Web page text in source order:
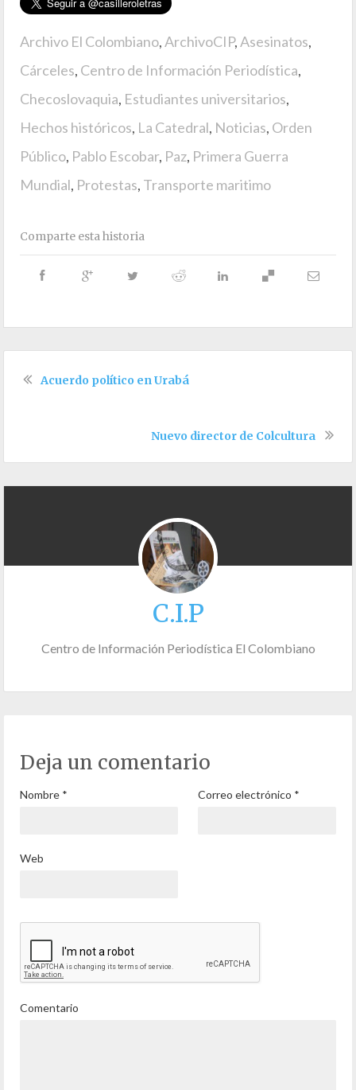
Archivo El Colombiano,ArchivoCIP,Asesinatos,
Cárceles, Centro de Información Periodística,
Checoslovaquia, Estudiantes universitarios,
Hechos históricos, La Catedral, Noticias, Orden
Público, Pablo Escobar, Paz, Primera Guerra
Mundial, Protestas, Transporte maritimo
Comparte esta historia
Acuerdo político en Urabá
Nuevo director de Colcultura
C.I.P
Centro de Información Periodística El Colombiano
Deja un comentario
Nombre * Correo electrónico *
Web
Comentario